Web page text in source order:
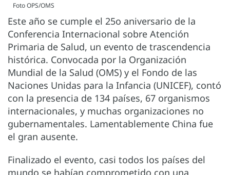
Foto OPS/OMS
Este año se cumple el 25o aniversario de la
Conferencia Internacional sobre Atención
Primaria de Salud, un evento de trascendencia
histórica. Convocada por la Organización
Mundial de la Salud (OMS) y el Fondo de las
Naciones Unidas para la Infancia (UNICEF), contó
con la presencia de 134 países, 67 organismos
internacionales, y muchas organizaciones no
gubernamentales. Lamentablemente China fue
el gran ausente.
Finalizado el evento, casi todos los países del